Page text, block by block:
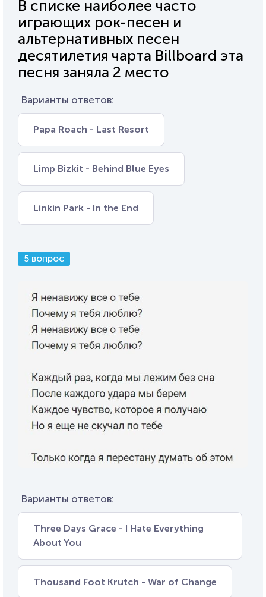
В списке наиболее часто
играющих рок-песен и
альтернативных песен
десятилетия чарта Billboard эта
песня заняла 2 место
Варианты ответов:
Papa Roach - Last Resort
Limp Bizkit - Behind Blue Eyes
Linkin Park - In the End
5 вопрос
Варианты ответов:
Three Days Grace - I Hate Everything
About You
Thousand Foot Krutch - War of Change